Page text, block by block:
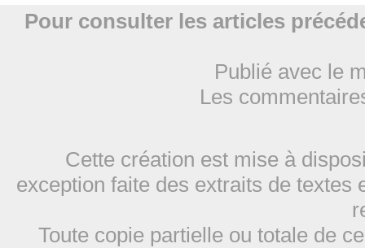
Pour consulter les articles
Publié avec le
Les
Cette création est mise à
exception faite des extraits de
Toute copie partielle ou totale de